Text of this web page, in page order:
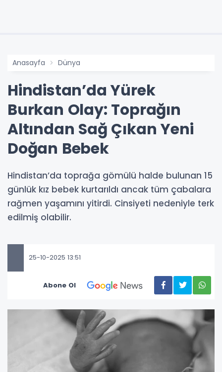
Anasayfa Dünya
Hindistan’da Yürek
Burkan Olay: Toprağın
Altından Sağ Çıkan Yeni
Doğan Bebek
Hindistan’da toprağa gömülü halde bulunan 15
günlük kız bebek kurtarıldı ancak tüm çabalara
rağmen yaşamını yitirdi. Cinsiyeti nedeniyle terk
edilmiş olabilir.
25-10-2025 13:51
Abone Ol